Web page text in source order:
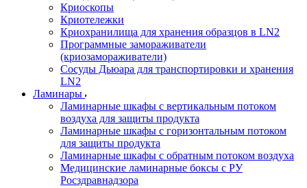
Криоскопы
Криотележки
Криохранилища для хранения образцов в LN2
Программные замораживатели
(криозамораживатели)
Сосуды Дьюара для транспортировки и хранения
LN2
Ламинары
Ламинарные шкафы с вертикальным потоком
воздуха для защиты продукта
Ламинарные шкафы с горизонтальным потоком
для защиты продукта
Ламинарные шкафы с обратным потоком воздуха
Медицинские ламинарные боксы с РУ
Росздравнадзора